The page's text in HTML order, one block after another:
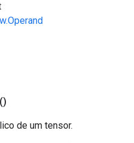
()
de um tensor.